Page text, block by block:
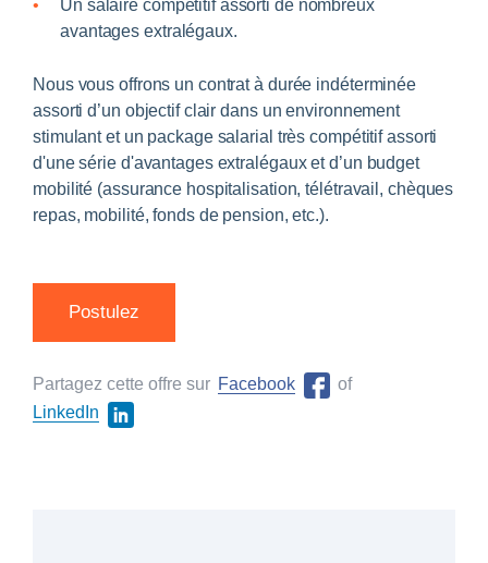
Un salaire compétitif assorti de nombreux
avantages extralégaux.
Nous vous offrons un contrat à durée indéterminée
assorti d’un objectif clair dans un environnement
stimulant et un package salarial très compétitif assorti
d'une série d'avantages extralégaux et d’un budget
mobilité (assurance hospitalisation, télétravail, chèques
repas, mobilité, fonds de pension, etc.).
Postulez
Partagez cette offre sur Facebook
of
LinkedIn